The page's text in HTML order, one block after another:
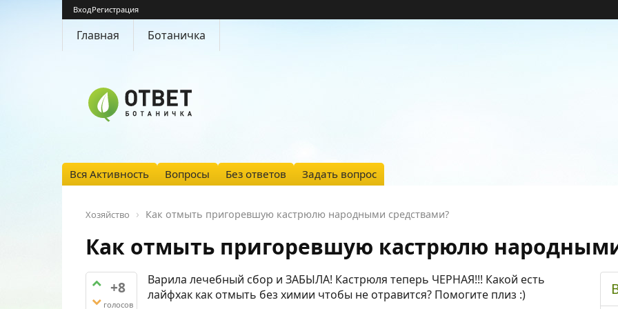
ВходРегистрация
Главная Ботаничка
Вся Активность Вопросы Без ответов Задать вопрос
Хозяйство Как отмыть пригоревшую кастрюлю народными средствами?
Как отмыть пригоревшую кастрюлю
+8
голосов
Варила лечебный сбор и ЗАБЫЛА! Кастрюля теперь ЧЕРНАЯ!!! Какой есть
лайфхак как отмыть без химии чтобы не отравится? Помогите плиз :)